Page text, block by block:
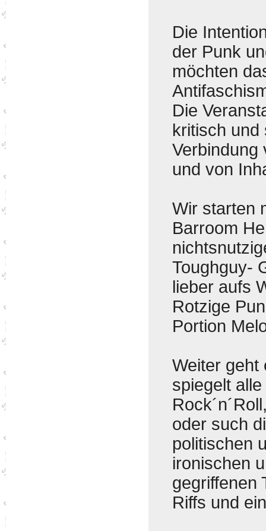
Die
der Punk
möchten
Die
kritisch und
Verbindung
und von
Wir starten
Barroom
Toughguy-
lieber aufs
Rotzige
Portion
Weiter geht
spiegelt
oder such
politischen
ironischen
gegriffenen
Riffs und